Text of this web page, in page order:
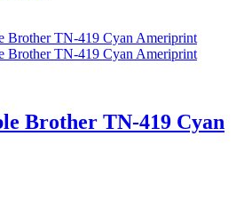
Brother TN-419 Cyan